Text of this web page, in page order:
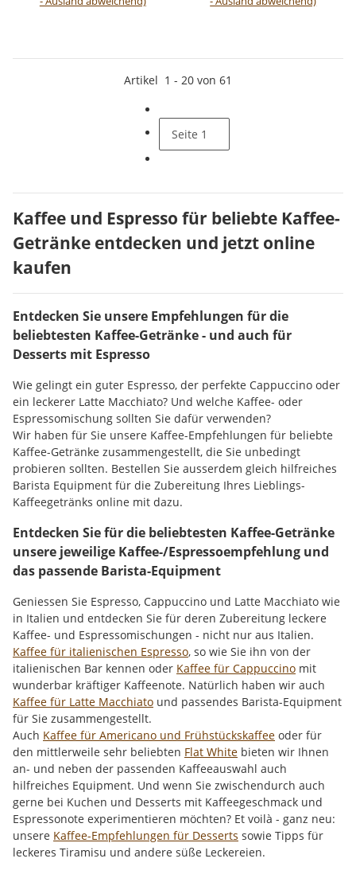
Artikel 1 - 20 von 61
Seite 1
Kaffee und Espresso für beliebte Kaffee-
Getränke entdecken und jetzt online
kaufen
Entdecken Sie unsere Empfehlungen für die
beliebtesten Kaffee-Getränke - und auch für
Desserts mit Espresso
Wie gelingt ein guter Espresso, der perfekte Cappuccino oder
ein leckerer Latte Macchiato? Und welche Kaffee- oder
Espressomischung sollten Sie dafür verwenden?
Wir haben für Sie unsere Kaffee-Empfehlungen für beliebte
Kaffee-Getränke zusammengestellt, die Sie unbedingt
probieren sollten. Bestellen Sie ausserdem gleich hilfreiches
Barista Equipment für die Zubereitung Ihres Lieblings-
Kaffeegetränks online mit dazu.
Entdecken Sie für die beliebtesten Kaffee-Getränke
unsere jeweilige Kaffee-/Espressoempfehlung und
das passende Barista-Equipment
Geniessen Sie Espresso, Cappuccino und Latte Macchiato wie
in Italien und entdecken Sie für deren Zubereitung leckere
Kaffee- und Espressomischungen - nicht nur aus Italien.
Kaffee für italienischen Espresso, so wie Sie ihn von der
italienischen Bar kennen oder Kaffee für Cappuccino mit
wunderbar kräftiger Kaffeenote. Natürlich haben wir auch
Kaffee für Latte Macchiato und passendes Barista-Equipment
für Sie zusammengestellt.
Auch Kaffee für Americano und Frühstückskaffee oder für
den mittlerweile sehr beliebten Flat White bieten wir Ihnen
an- und neben der passenden Kaffeeauswahl auch
hilfreiches Equipment. Und wenn Sie zwischendurch auch
gerne bei Kuchen und Desserts mit Kaffeegeschmack und
Espressonote experimentieren möchten? Et voilà - ganz neu:
unsere Kaffee-Empfehlungen für Desserts sowie Tipps für
leckeres Tiramisu und andere süße Leckereien.